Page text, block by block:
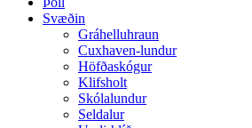
Svæðin
Gráhelluhraun
Cuxhaven-lundur
Höfðaskógur
Klifsholt
Skólalundur
Seldalur